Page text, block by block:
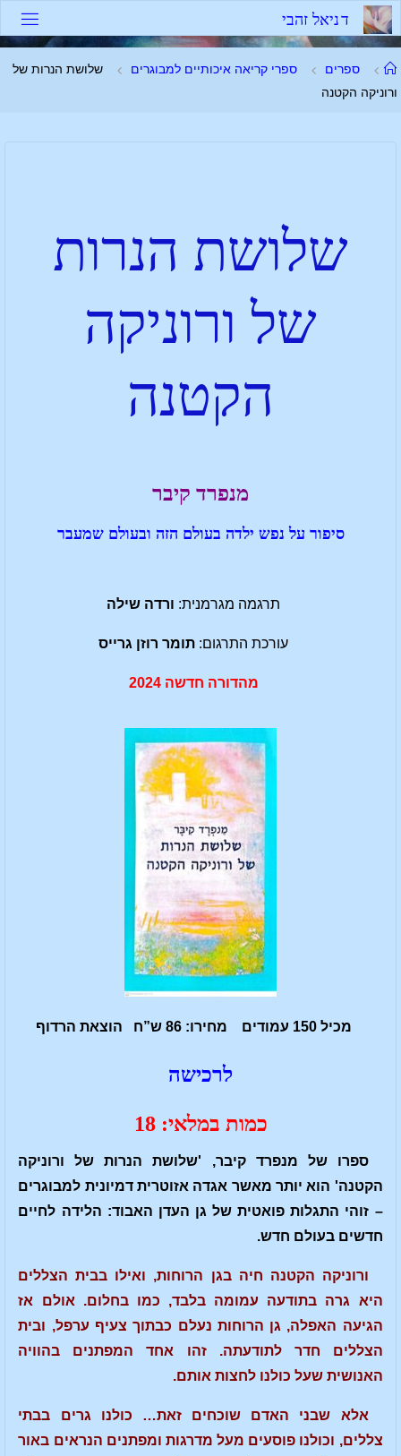
דניאל זהבי
ספרים ספרי קריאה איכותיים למבוגרים
שלושת הנרות של
ורוניקה הקטנה
שלושת הנרות
של ורוניקה
הקטנה
מנפרד קיבר
סיפור על נפש ילדה בעולם הזה ובעולם שמעבר
תרגמה מגרמנית: ורדה שילה
עורכת התרגום: תומר רוזן גרייס
מהדורה חדשה 2024
מכיל 150 עמודים מחירו: 86 ש”ח הוצאת הרדוף
לרכישה
כמות במלאי: 18
ספרו של מנפרד קיבר, 'שלושת הנרות של ורוניקה
הקטנה' הוא יותר מאשר אגדה אזוטרית דמיונית למבוגרים
– זוהי התגלות פואטית של גן העדן האבוד: הלידה לחיים
חדשים בעולם חדש.
ורוניקה הקטנה חיה בגן הרוחות, ואילו בבית הצללים
היא גרה בתודעה עמומה בלבד, כמו בחלום. אולם אז
הגיעה האפלה, גן הרוחות נעלם כבתוך צעיף ערפל, ובית
הצללים חדר לתודעתה. זהו אחד המפתנים בהוויה
האנושית שעל כולנו לחצות אותם.
אלא שבני האדם שוכחים זאת… כולנו גרים בבתי
צללים, וכולנו פוסעים מעל מדרגות ומפתנים הנראים באור